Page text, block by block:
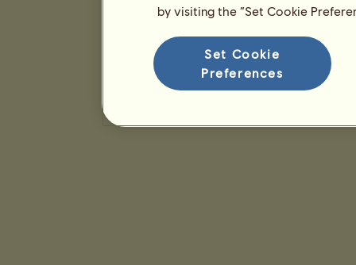
by visiting the “Set Cookie
Set Cookie
Preferences